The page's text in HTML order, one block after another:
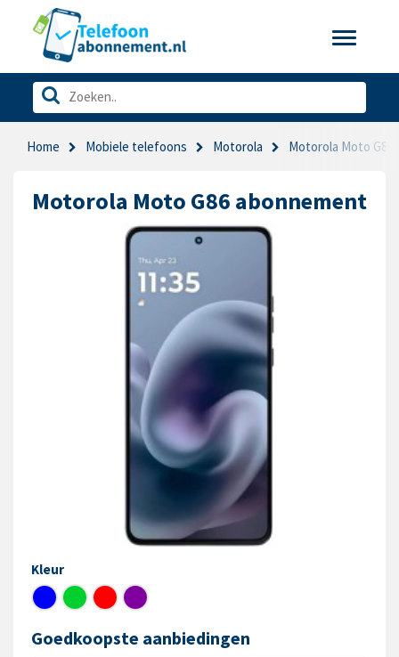
Toggle
Home Mobiele telefoons Motorola Motorola Moto G86
Motorola Moto G86 abonnement
Kleur
Goedkoopste aanbiedingen